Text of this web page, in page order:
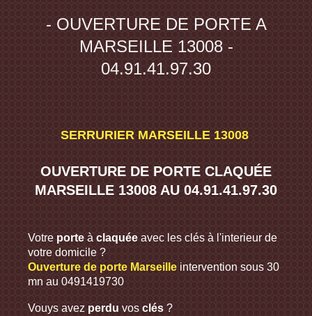
- OUVERTURE DE PORTE A
MARSEILLE 13008 -
04.91.41.97.30
SERRURIER MARSEILLE 13008
OUVERTURE DE PORTE CLAQUÉE
MARSEILLE 13008 AU 04.91.41.97.30
Votre porte àclaquée avec les clés à l'interieur de
votre domicile ?
Ouverture de porte Marseille intervention sous 30
mn au 0491419730
Vouys avez perdu vosclés ?